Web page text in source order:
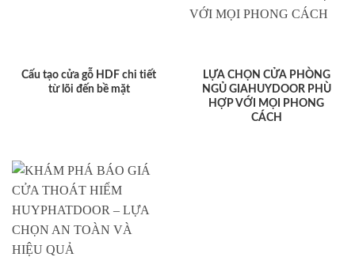
Cấu tạo cửa gỗ HDF chi tiết
từ lõi đến bề mặt
LỰA CHỌN CỬA PHÒNG
NGỦ GIAHUYDOOR PHÙ
HỢP VỚI MỌI PHONG
CÁCH